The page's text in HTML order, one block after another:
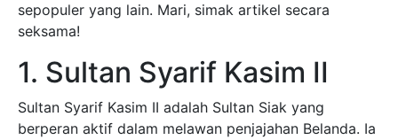
sepopuler yang lain. Mari, simak artikel secara
seksama!
1. Sultan Syarif Kasim II
Sultan Syarif Kasim II adalah Sultan Siak yang
berperan aktif dalam melawan penjajahan Belanda. Ia